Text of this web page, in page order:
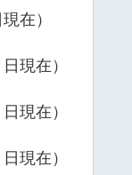
在）
現在）
現在）
現在）